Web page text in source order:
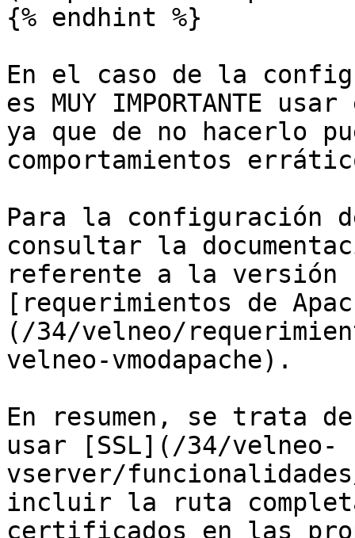
{% endhint %}
En el caso de la
es MUY IMPORTANTE
ya que de no hacerlo
comportamientos
Para la configuración
consultar la
referente a la versión
[requerimientos de
(/34/velneo/
velneo-vmodapache).
En resumen, se trata
usar [SSL](/34/velneo-
vserver/
incluir la ruta
certificados en las